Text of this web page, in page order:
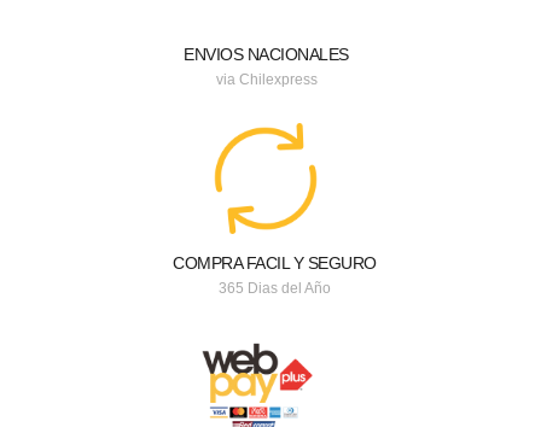
ENVIOS NACIONALES
via Chilexpress
COMPRA FACIL Y SEGURO
365 Dias del Año